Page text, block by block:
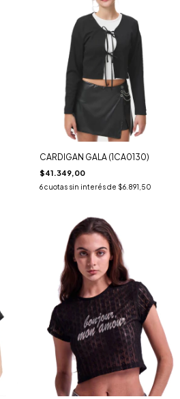
CARDIGAN GALA (1CA0130)
$41.349,00
6 cuotas sin interés de $6.891,50